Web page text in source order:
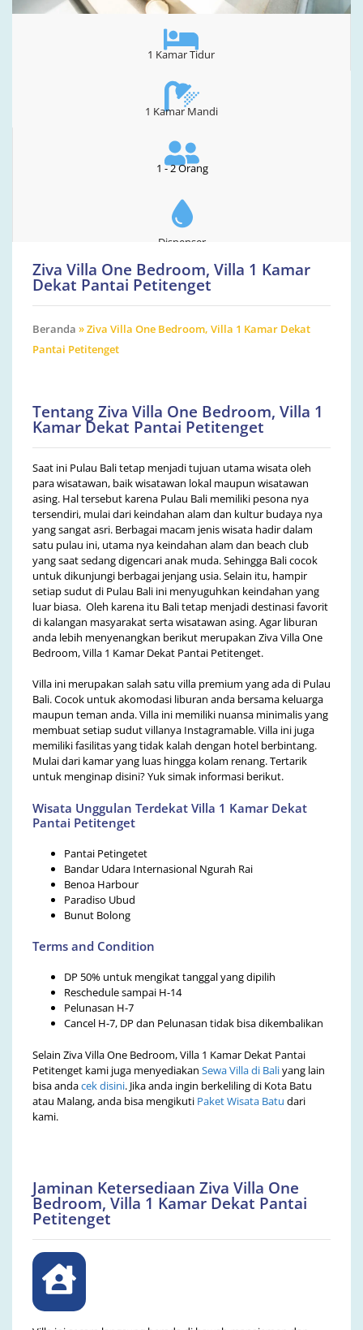
1 Kamar Tidur
1 Kamar Mandi
1 - 2 Orang
Dispenser
Ziva Villa One Bedroom, Villa 1 Kamar
Dekat Pantai Petitenget
Beranda »Ziva Villa One Bedroom, Villa 1 Kamar Dekat
Pantai Petitenget
Tentang Ziva Villa One Bedroom, Villa 1
Kamar Dekat Pantai Petitenget
Saat ini Pulau Bali tetap menjadi tujuan utama wisata oleh
para wisatawan, baik wisatawan lokal maupun wisatawan
asing. Hal tersebut karena Pulau Bali memiliki pesona nya
tersendiri, mulai dari keindahan alam dan kultur budaya nya
yang sangat asri. Berbagai macam jenis wisata hadir dalam
satu pulau ini, utama nya keindahan alam dan beach club
yang saat sedang digencari anak muda. Sehingga Bali cocok
untuk dikunjungi berbagai jenjang usia. Selain itu, hampir
setiap sudut di Pulau Bali ini menyuguhkan keindahan yang
luar biasa. Oleh karena itu Bali tetap menjadi destinasi favorit
di kalangan masyarakat serta wisatawan asing. Agar liburan
anda lebih menyenangkan berikut merupakan Ziva Villa One
Bedroom, Villa 1 Kamar Dekat Pantai Petitenget.
Villa ini merupakan salah satu villa premium yang ada di Pulau
Bali. Cocok untuk akomodasi liburan anda bersama keluarga
maupun teman anda. Villa ini memiliki nuansa minimalis yang
membuat setiap sudut villanya Instagramable. Villa ini juga
memiliki fasilitas yang tidak kalah dengan hotel berbintang.
Mulai dari kamar yang luas hingga kolam renang. Tertarik
untuk menginap disini? Yuk simak informasi berikut.
Wisata Unggulan Terdekat Villa 1 Kamar Dekat
Pantai Petitenget
Pantai Petingetet
Bandar Udara Internasional Ngurah Rai
Benoa Harbour
Paradiso Ubud
Bunut Bolong
Terms and Condition
DP 50% untuk mengikat tanggal yang dipilih
Reschedule sampai H-14
Pelunasan H-7
Cancel H-7, DP dan Pelunasan tidak bisa dikembalikan
Selain Ziva Villa One Bedroom, Villa 1 Kamar Dekat Pantai
Petitenget kami juga menyediakan Sewa Villa di Baliyang lain
bisa andacek disini. Jika anda ingin berkeliling di Kota Batu
atau Malang, anda bisa mengikuti Paket Wisata Batu dari
kami.
Jaminan Ketersediaan Ziva Villa One
Bedroom, Villa 1 Kamar Dekat Pantai
Petitenget